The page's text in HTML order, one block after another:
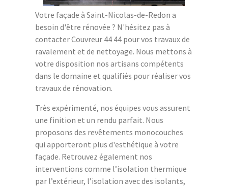
Votre façade à Saint-Nicolas-de-Redon a
besoin d'être rénovée ? N'hésitez pas à
contacter Couvreur 44 44 pour vos travaux de
ravalement et de nettoyage. Nous mettons à
votre disposition nos artisans compétents
dans le domaine et qualifiés pour réaliser vos
travaux de rénovation.
Très expérimenté, nos équipes vous assurent
une finition et un rendu parfait. Nous
proposons des revêtements monocouches
qui apporteront plus d'esthétique à votre
façade. Retrouvez également nos
interventions comme l’isolation thermique
par l’extérieur, l’isolation avec des isolants,